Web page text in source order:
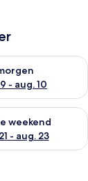
- aug. 10
for i
- aug. 16
weekend
- aug. 23
for næste